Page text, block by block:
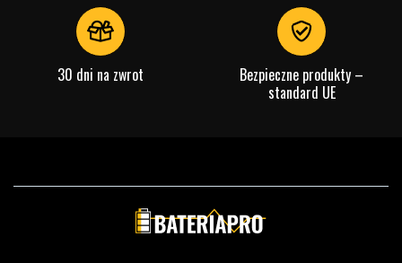
30 dni na zwrot
Bezpieczne produkty –
standard UE